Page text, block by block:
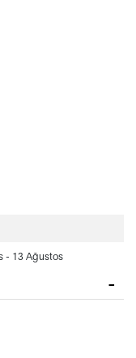
- 13 Ağustos